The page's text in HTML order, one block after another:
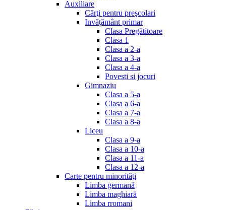
Auxiliare
Cărţi pentru preşcolari
Invățământ primar
Clasa Pregătitoare
Clasa 1
Clasa a 2-a
Clasa a 3-a
Clasa a 4-a
Povesti si jocuri
Gimnaziu
Clasa a 5-a
Clasa a 6-a
Clasa a 7-a
Clasa a 8-a
Liceu
Clasa a 9-a
Clasa a 10-a
Clasa a 11-a
Clasa a 12-a
Carte pentru minorităţi
Limba germană
Limba maghiară
Limba rromani